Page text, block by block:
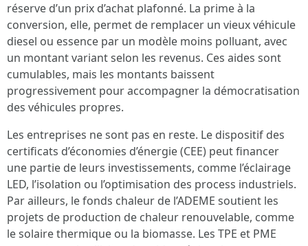
réserve d’un prix d’achat plafonné. La prime à la
conversion, elle, permet de remplacer un vieux véhicule
diesel ou essence par un modèle moins polluant, avec
un montant variant selon les revenus. Ces aides sont
cumulables, mais les montants baissent
progressivement pour accompagner la démocratisation
des véhicules propres.
Les entreprises ne sont pas en reste. Le dispositif des
certificats d’économies d’énergie (CEE) peut financer
une partie de leurs investissements, comme l’éclairage
LED, l’isolation ou l’optimisation des process industriels.
Par ailleurs, le fonds chaleur de l’ADEME soutient les
projets de production de chaleur renouvelable, comme
le solaire thermique ou la biomasse. Les TPE et PME